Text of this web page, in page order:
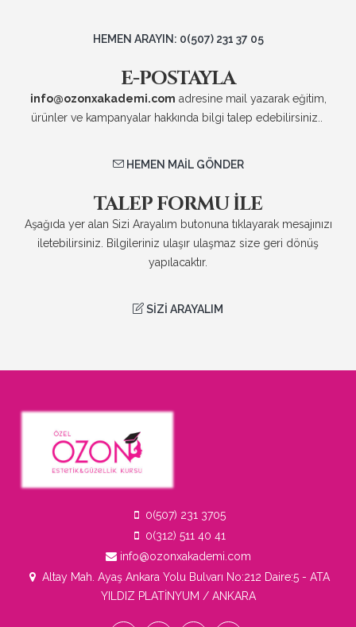
HEMEN ARAYIN: 0(507) 231 37 05
E-POSTAYLA
info@ozonxakademi.com adresine mail yazarak eğitim,
ürünler ve kampanyalar hakkında bilgi talep edebilirsiniz..
HEMEN MAIL GÖNDER
TALEP FORMU ILE
Aşağıda yer alan Sizi Arayalım butonuna tıklayarak mesajınızı
iletebilirsiniz. Bilgileriniz ulaşır ulaşmaz size geri dönüş
yapılacaktır.
SIZI ARAYALIM
0(507) 231 3705
0(312) 511 40 41
info@ozonxakademi.com
Altay Mah. Ayaş Ankara Yolu Bulvarı No:212 Daire:5 - ATA
YILDIZ PLATİNYUM / ANKARA